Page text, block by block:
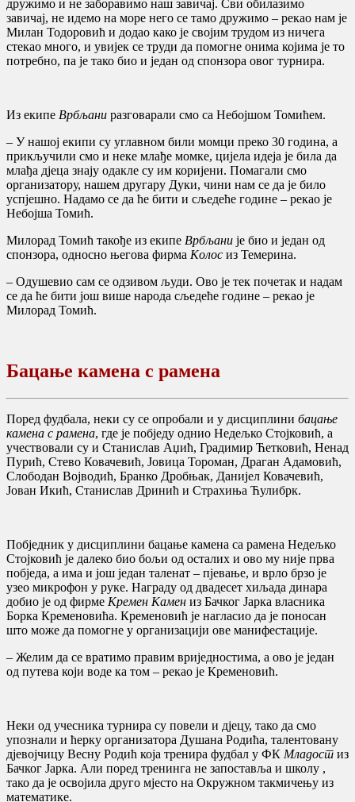
дружимо и не заборавимо наш завичај. Сви обилазимо
завичај, не идемо на море него се тамо дружимо – рекао нам је
Милан Тодоровић и додао како је својим трудом из ничега
стекао много, и увијек се труди да помогне онима којима је то
потребно, па је тако био и један од спонзора овог турнира.
Из екипе Врбљани разговарали смо са Небојшом Томићем.
– У нашој екипи су углавном били момци преко 30 година, а
прикључили смо и неке млађе момке, цијела идеја је била да
млађа дјеца знају одакле су им коријени. Помагали смо
организатору, нашем другару Дуки, чини нам се да је било
успјешно. Надамо се да ће бити и сљедеће године – рекао је
Небојша Томић.
Милорад Томић такође из екипе Врбљани је био и један од
спонзора, односно његова фирма Колос из Темерина.
– Одушевио сам се одзивом људи. Ово је тек почетак и надам
се да ће бити још више народа сљедеће године – рекао је
Милорад Томић.
Бацање камена с рамена
Поред фудбала, неки су се опробали и у дисциплини бацање
камена с рамена, где је побједу однио Недељко Стојковић, а
учествовали су и Станислав Аџић, Градимир Ћетковић, Ненад
Пурић, Стево Ковачевић, Јовица Тороман, Драган Адамовић,
Слободан Војводић, Бранко Дробњак, Данијел Ковачевић,
Јован Икић, Станислав Дринић и Страхиња Ћулибрк.
Побједник у дисциплини бацање камена са рамена Недељко
Стојковић је далеко био бољи од осталих и ово му није прва
побједа, а има и још један таленат – пјевање, и врло брзо је
узео микрофон у руке. Награду од двадесет хиљада динара
добио је од фирме Кремен Камен из Бачког Јарка власника
Борка Кременовића. Кременовић је нагласио да је поносан
што може да помогне у организацији ове манифестације.
– Желим да се вратимо правим вриједностима, а ово је један
од путева који воде ка том – рекао је Кременовић.
Неки од учесника турнира су повели и дјецу, тако да смо
упознали и ћерку организатора Душана Родића, талентовану
дјевојчицу Весну Родић која тренира фудбал у ФК Младост из
Бачког Јарка. Али поред тренинга не запоставља и школу ,
тако да је освојила друго мјесто на Окружном такмичењу из
математике.